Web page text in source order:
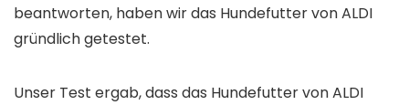
beantworten, haben wir das Hundefutter von ALDI
gründlich getestet.
Unser Test ergab, dass das Hundefutter von ALDI